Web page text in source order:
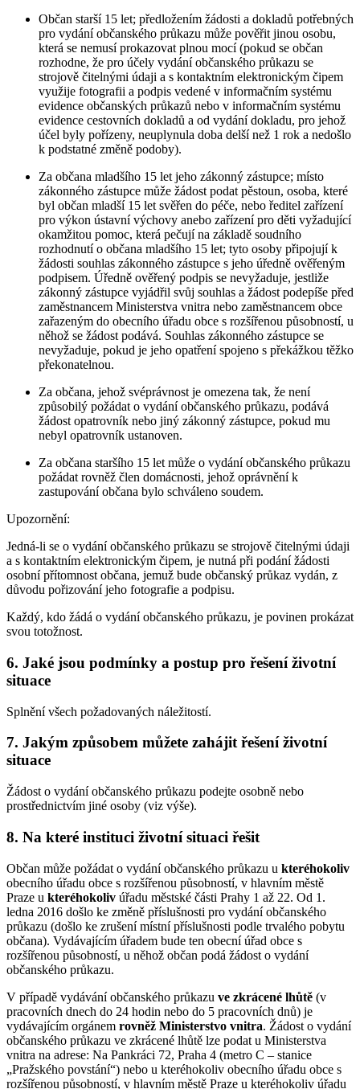
Občan starší 15 let; předložením žádosti a dokladů potřebných
pro vydání občanského průkazu může pověřit jinou osobu,
která se nemusí prokazovat plnou mocí (pokud se občan
rozhodne, že pro účely vydání občanského průkazu se
strojově čitelnými údaji a s kontaktním elektronickým čipem
využije fotografii a podpis vedené v informačním systému
evidence občanských průkazů nebo v informačním systému
evidence cestovních dokladů a od vydání dokladu, pro jehož
účel byly pořízeny, neuplynula doba delší než 1 rok a nedošlo
k podstatné změně podoby).
Za občana mladšího 15 let jeho zákonný zástupce; místo
zákonného zástupce může žádost podat pěstoun, osoba, které
byl občan mladší 15 let svěřen do péče, nebo ředitel zařízení
pro výkon ústavní výchovy anebo zařízení pro děti vyžadující
okamžitou pomoc, která pečují na základě soudního
rozhodnutí o občana mladšího 15 let; tyto osoby připojují k
žádosti souhlas zákonného zástupce s jeho úředně ověřeným
podpisem. Úředně ověřený podpis se nevyžaduje, jestliže
zákonný zástupce vyjádřil svůj souhlas a žádost podepíše před
zaměstnancem Ministerstva vnitra nebo zaměstnancem obce
zařazeným do obecního úřadu obce s rozšířenou působností, u
něhož se žádost podává. Souhlas zákonného zástupce se
nevyžaduje, pokud je jeho opatření spojeno s překážkou těžko
překonatelnou.
Za občana, jehož svéprávnost je omezena tak, že není
způsobilý požádat o vydání občanského průkazu, podává
žádost opatrovník nebo jiný zákonný zástupce, pokud mu
nebyl opatrovník ustanoven.
Za občana staršího 15 let může o vydání občanského průkazu
požádat rovněž člen domácnosti, jehož oprávnění k
zastupování občana bylo schváleno soudem.
Upozornění:
Jedná-li se o vydání občanského průkazu se strojově čitelnými údaji
a s kontaktním elektronickým čipem, je nutná při podání žádosti
osobní přítomnost občana, jemuž bude občanský průkaz vydán, z
důvodu pořizování jeho fotografie a podpisu.
Každý, kdo žádá o vydání občanského průkazu, je povinen prokázat
svou totožnost.
6. Jaké jsou podmínky a postup pro řešení životní
situace
Splnění všech požadovaných náležitostí.
7. Jakým způsobem můžete zahájit řešení životní
situace
Žádost o vydání občanského průkazu podejte osobně nebo
prostřednictvím jiné osoby (viz výše).
8. Na které instituci životní situaci řešit
Občan může požádat o vydání občanského průkazu u kteréhokoliv
obecního úřadu obce s rozšířenou působností, v hlavním městě
Praze u kteréhokoliv úřadu městské části Prahy 1 až 22. Od 1.
ledna 2016 došlo ke změně příslušnosti pro vydání občanského
průkazu (došlo ke zrušení místní příslušnosti podle trvalého pobytu
občana). Vydávajícím úřadem bude ten obecní úřad obce s
rozšířenou působností, u něhož občan podá žádost o vydání
občanského průkazu.
V případě vydávání občanského průkazu ve zkrácené lhůtě (v
pracovních dnech do 24 hodin nebo do 5 pracovních dnů) je
vydávajícím orgánem rovněž Ministerstvo vnitra. Žádost o vydání
občanského průkazu ve zkrácené lhůtě lze podat u Ministerstva
vnitra na adrese: Na Pankráci 72, Praha 4 (metro C – stanice
„Pražského povstání“) nebo u kteréhokoliv obecního úřadu obce s
rozšířenou působností, v hlavním městě Praze u kteréhokoliv úřadu